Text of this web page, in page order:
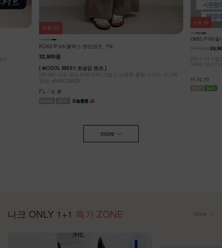
KO62-P-05/쿨맥스 밴딩팬츠_YN
32,900원
[ ❄️COOL MAX!! 초냉감 팬츠 ]
[55-99] 나크 국내 자체제작! 가볍고 시원한 쿨링 아이스 바스락
팬츠! #NAK MADE.
F,L / 숏,롱
리뷰 20
DM52-P-09/몰
[55~110] 가볍
F1,F2,F3
리뷰 33
more
나크 ONLY 1+1 특가 ZONE more